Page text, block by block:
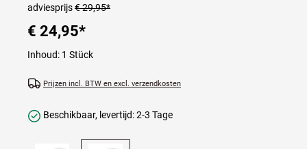
adviesprijs€ 29,95*
€ 24,95*
Inhoud: 1 Stück
Prijzen incl. BTW en excl. verzendkosten
Beschikbaar, levertijd: 2-3 Tage